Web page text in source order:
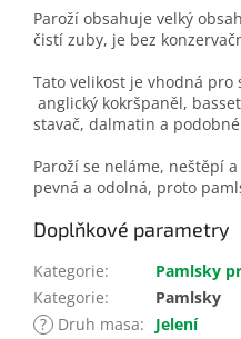
Paroží obsahuje velký
čistí zuby, je bez
Tato velikost je vhodná
anglický kokršpaněl,
stavač, dalmatin a
Paroží se neláme, neštěpí
pevná a odolná, proto
Doplňkové parametry
Kategorie:
Pamlsky
Kategorie:
Pamlsky
? Druh masa:
Jelení